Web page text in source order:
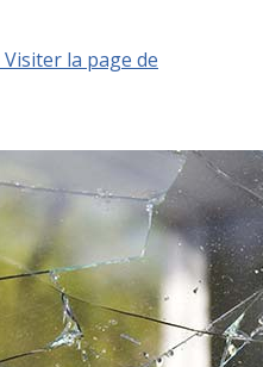
Visiter la page de